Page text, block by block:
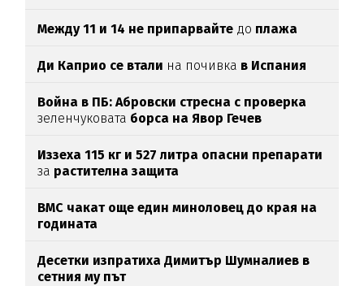
Между 11 и 14 не припарвайте до плажа
Ди Каприо се втали на почивка в Испания
Война в ПБ: Абровски стресна с проверка
зеленчуковата борса на Явор Гечев
Иззеха 115 кг и 527 литра опасни препарати
за растителна защита
ВМС чакат още един миноловец до края на
годината
Десетки изпратиха Димитър Шумналиев в
сетния му път